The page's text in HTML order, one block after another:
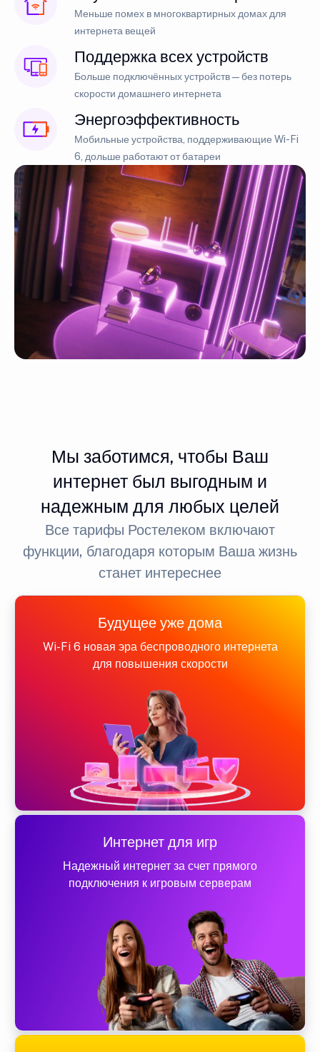
Меньше помех в многоквартирных домах для
интернета вещей
Поддержка всех устройств
Больше подключённых устройств — без потерь
скорости домашнего интернета
Энергоэффективность
Мобильные устройства, поддерживающие Wi-Fi
6, дольше работают от батареи
Мы заботимся, чтобы Ваш
интернет был выгодным и
надежным для любых целей
Все тарифы Ростелеком включают
функции, благодаря которым Ваша жизнь
станет интереснее
Будущее уже дома
Wi-Fi 6 новая эра беспроводного интернета
для повышения скорости
Интернет для игр
Надежный интернет за счет прямого
подключения к игровым серверам